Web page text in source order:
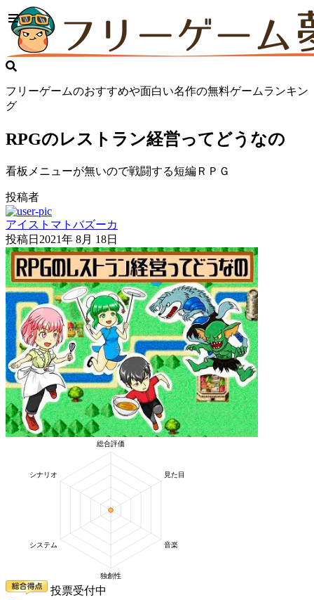
フリーゲームのおすすめや面白い名作の無料ゲームランキン
グ
RPGのレストラン経営ってどうなの
看板メニューが無いので戦闘する短編ＲＰＧ
投稿者
アイストマトバズーカ
投稿日 2021年 8月 18日
投票受付中